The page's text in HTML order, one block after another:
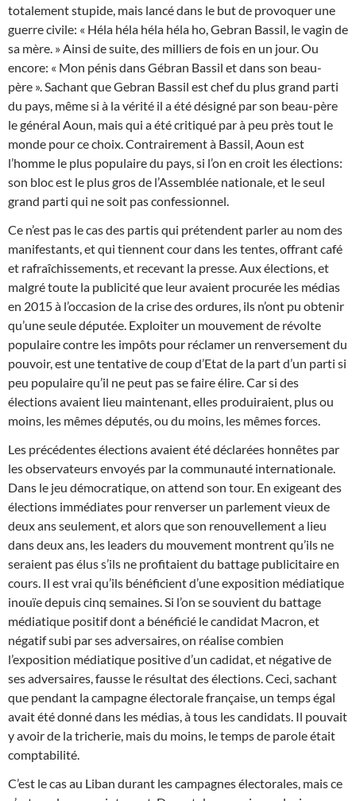
totalement stupide, mais lancé dans le but de provoquer une
guerre civile: « Héla héla héla héla ho, Gebran Bassil, le vagin de
sa mère. » Ainsi de suite, des milliers de fois en un jour. Ou
encore: « Mon pénis dans Gébran Bassil et dans son beau-
père ». Sachant que Gebran Bassil est chef du plus grand parti
du pays, même si à la vérité il a été désigné par son beau-père
le général Aoun, mais qui a été critiqué par à peu près tout le
monde pour ce choix. Contrairement à Bassil, Aoun est
l’homme le plus populaire du pays, si l’on en croit les élections:
son bloc est le plus gros de l’Assemblée nationale, et le seul
grand parti qui ne soit pas confessionnel.
Ce n’est pas le cas des partis qui prétendent parler au nom des
manifestants, et qui tiennent cour dans les tentes, offrant café
et rafraîchissements, et recevant la presse. Aux élections, et
malgré toute la publicité que leur avaient procurée les médias
en 2015 à l’occasion de la crise des ordures, ils n’ont pu obtenir
qu’une seule députée. Exploiter un mouvement de révolte
populaire contre les impôts pour réclamer un renversement du
pouvoir, est une tentative de coup d’Etat de la part d’un parti si
peu populaire qu’il ne peut pas se faire élire. Car si des
élections avaient lieu maintenant, elles produiraient, plus ou
moins, les mêmes députés, ou du moins, les mêmes forces.
Les précédentes élections avaient été déclarées honnêtes par
les observateurs envoyés par la communauté internationale.
Dans le jeu démocratique, on attend son tour. En exigeant des
élections immédiates pour renverser un parlement vieux de
deux ans seulement, et alors que son renouvellement a lieu
dans deux ans, les leaders du mouvement montrent qu’ils ne
seraient pas élus s’ils ne profitaient du battage publicitaire en
cours. Il est vrai qu’ils bénéficient d’une exposition médiatique
inouïe depuis cinq semaines. Si l’on se souvient du battage
médiatique positif dont a bénéficié le candidat Macron, et
négatif subi par ses adversaires, on réalise combien
l’exposition médiatique positive d’un cadidat, et négative de
ses adversaires, fausse le résultat des élections. Ceci, sachant
que pendant la campagne électorale française, un temps égal
avait été donné dans les médias, à tous les candidats. Il pouvait
y avoir de la tricherie, mais du moins, le temps de parole était
comptabilité.
C’est le cas au Liban durant les campagnes électorales, mais ce